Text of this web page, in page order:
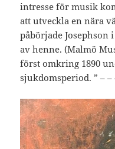
intresse för musik
att utveckla en nära
påbörjade
av henne. (Malmö
först omkring 1890
sjukdomsperiod. ” – –